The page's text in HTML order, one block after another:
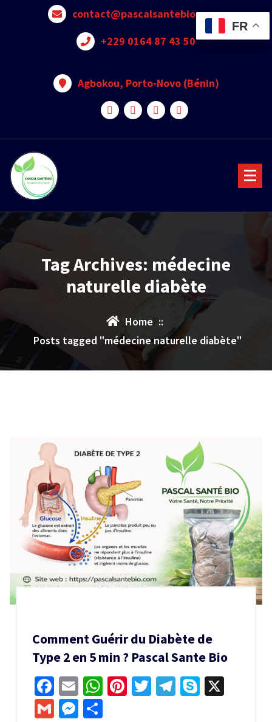
contact@pascalsantebio.com
+229 0164 87 43 50
Agbokou, Porto-Novo (Bénin)
Tag Archives: médecine
naturelle diabète
Home ::
Posts tagged "médecine naturelle diabète"
Comment Guérir du Diabète de
Type 2 en 5 min ? Pascal Sante Bio
Facebook
EmailWhatsApp
Pinterest
Twitter
Telegram
Skype
GmailMessenger
FR